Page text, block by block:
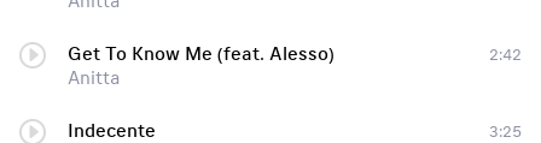
Get To Know Me (feat. Alesso)
Anitta
2:42
Indecente
3:25